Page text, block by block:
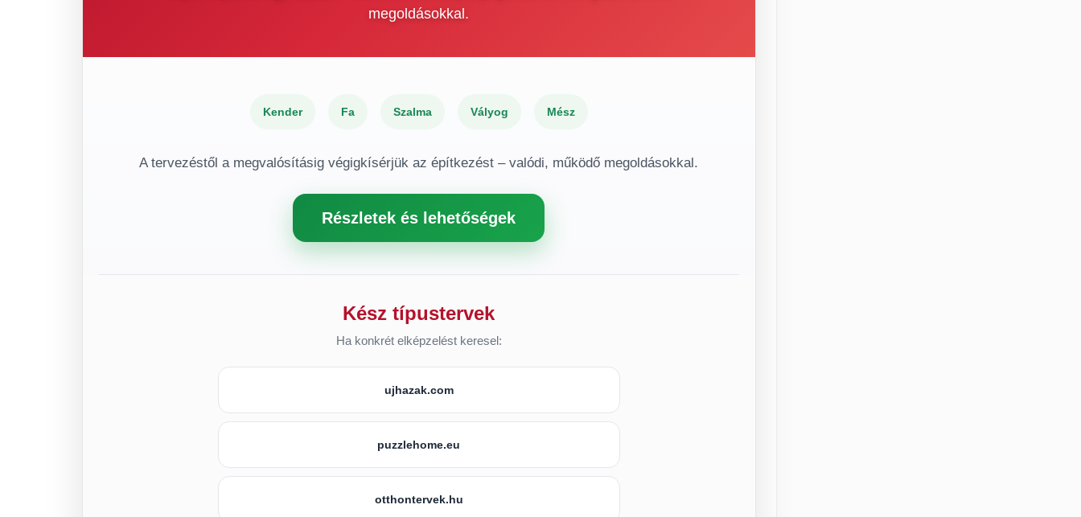
megoldásokkal.
Kender Fa Szalma Vályog Mész
A tervezéstől a megvalósításig végigkísérjük az építkezést – valódi, működő megoldásokkal.
Részletek és lehetőségek
Kész típustervek
Ha konkrét elképzelést keresel:
ujhazak.com
puzzlehome.eu
otthontervek.hu